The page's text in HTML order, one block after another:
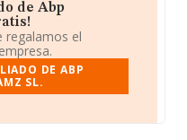
de Abp
regalamos el
DE ABP
SL.